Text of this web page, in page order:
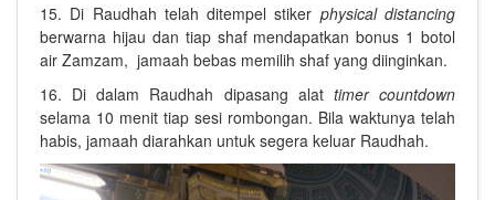
15. Di Raudhah telah ditempel stiker physical distancing
berwarna hijau dan tiap shaf mendapatkan bonus 1 botol
air Zamzam, jamaah bebas memilih shaf yang diinginkan.
16. Di dalam Raudhah dipasang alat timer countdown
selama 10 menit tiap sesi rombongan. Bila waktunya telah
habis, jamaah diarahkan untuk segera keluar Raudhah.